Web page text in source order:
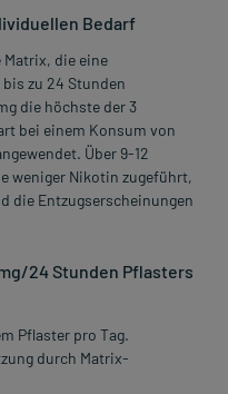
Bedarf
die eine
zu 24 Stunden
die höchste der 3
bei einem Konsum von
Über 9-12
weniger Nikotin zugeführt,
die Entzugserscheinungen
24 Stunden Pflasters
Pflaster pro Tag.
durch Matrix-